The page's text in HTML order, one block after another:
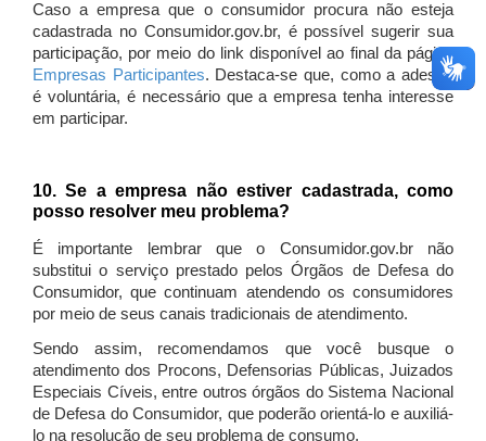
Caso a empresa que o consumidor procura não esteja
cadastrada no Consumidor.gov.br, é possível sugerir sua
participação, por meio do link disponível ao final da página
Empresas Participantes. Destaca-se que, como a adesão
é voluntária, é necessário que a empresa tenha interesse
em participar.
10. Se a empresa não estiver cadastrada, como
posso resolver meu problema?
É importante lembrar que o Consumidor.gov.br não
substitui o serviço prestado pelos Órgãos de Defesa do
Consumidor, que continuam atendendo os consumidores
por meio de seus canais tradicionais de atendimento.
Sendo assim, recomendamos que você busque o
atendimento dos Procons, Defensorias Públicas, Juizados
Especiais Cíveis, entre outros órgãos do Sistema Nacional
de Defesa do Consumidor, que poderão orientá-lo e auxiliá-
lo na resolução de seu problema de consumo.